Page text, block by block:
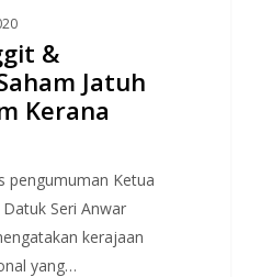
&
Jatuh
Kerana
pengumuman Ketua
Seri Anwar
kerajaan
yang…